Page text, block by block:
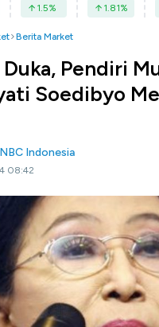
1.5% 1.81%
Berita Market
Duka, Pendiri
Soedibyo
Indonesia
08:42